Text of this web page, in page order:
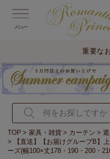
メニュー
重要な
TOP 家具・雑貨 カーテン
【直送】【お届けグループB】
ーズ(幅100×丈178・190・200・